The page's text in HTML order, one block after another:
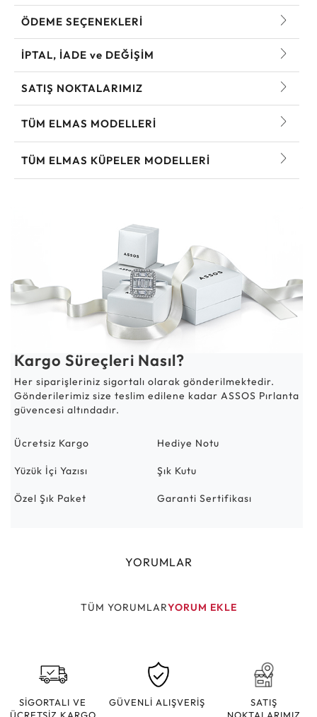
ÖDEME SEÇENEKLERİ
İPTAL, İADE ve DEĞİŞİM
SATIŞ NOKTALARIMIZ
TÜM ELMAS MODELLERI
TÜM ELMAS KÜPELER MODELLERI
Kargo Süreçleri Nasıl?
Her siparişleriniz sigortalı olarak gönderilmektedir.
Gönderilerimiz size teslim edilene kadar ASSOS Pırlanta
güvencesi altındadır.
Ücretsiz Kargo Hediye Notu
Yüzük İçi Yazısı Şık Kutu
Özel Şık Paket Garanti Sertifikası
YORUMLAR
TÜM YORUMLARYORUM EKLE
SİGORTALI VE
GÜVENLİ ALIŞVERİŞ
SATIŞ